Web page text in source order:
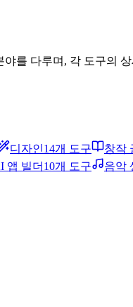
를 다루며, 각 도구의
디자인14개 도구 창작
앱 빌더 10개 도구 음악